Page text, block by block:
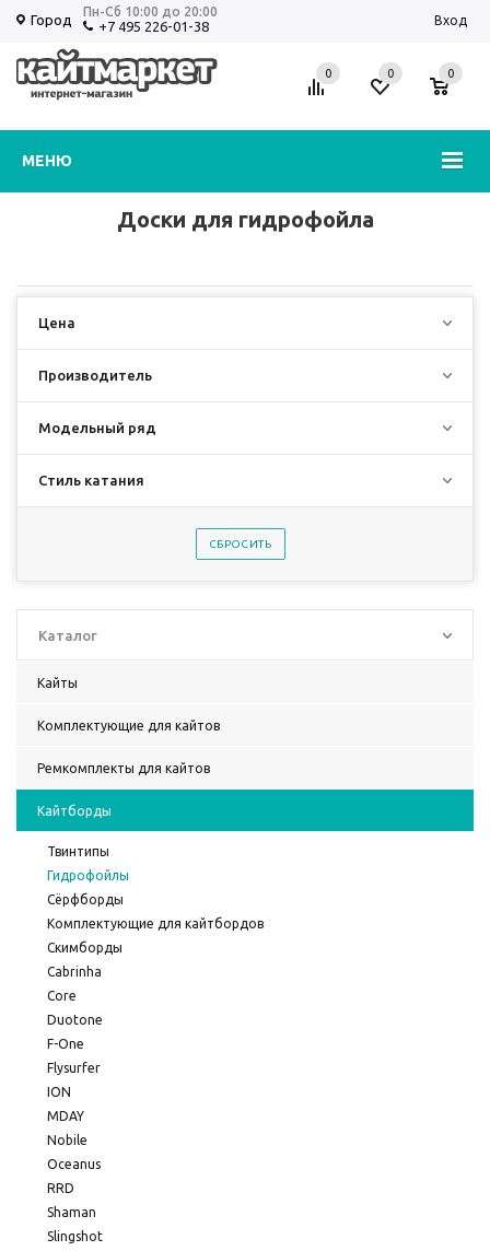
Город
Пн-Сб 10:00 до 20:00
+7 495 226-01-38 Вход
МЕНЮ
0 0
0
Доски для гидрофойла
Цена
Производитель
Модельный ряд
Стиль катания
СБРОСИТЬ
Каталог
Кайты
Комплектующие для кайтов
Ремкомплекты для кайтов
Кайтборды
Твинтипы
Гидрофойлы
Сёрфборды
Комплектующие для кайтбордов
Скимборды
Cabrinha
Core
Duotone
F-One
Flysurfer
ION
MDAY
Nobile
Oceanus
RRD
Shaman
Slingshot